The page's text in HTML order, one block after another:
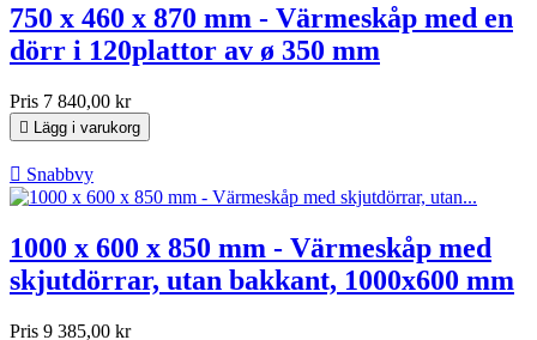
750 x 460 x 870 mm - Värmeskåp med en
dörr i 120plattor av ø 350 mm
Pris 7 840,00 kr
 Lägg i varukorg
 Snabbvy
1000 x 600 x 850 mm - Värmeskåp med
skjutdörrar, utan bakkant, 1000x600 mm
Pris 9 385,00 kr